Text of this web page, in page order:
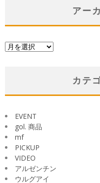
アー
ア
カテ
EVENT
gol. 商品
mf
PICKUP
VIDEO
アルゼンチン
ウルグアイ